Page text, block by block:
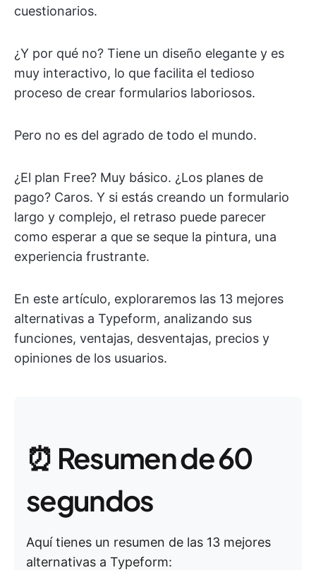
cuestionarios.
¿Y por qué no? Tiene un diseño elegante y es
muy interactivo, lo que facilita el tedioso
proceso de crear formularios laboriosos.
Pero no es del agrado de todo el mundo.
¿El plan Free? Muy básico. ¿Los planes de
pago? Caros. Y si estás creando un formulario
largo y complejo, el retraso puede parecer
como esperar a que se seque la pintura, una
experiencia frustrante.
En este artículo, exploraremos las 13 mejores
alternativas a Typeform, analizando sus
funciones, ventajas, desventajas, precios y
opiniones de los usuarios.
⏰ Resumen de 60
segundos
Aquí tienes un resumen de las 13 mejores
alternativas a Typeform: